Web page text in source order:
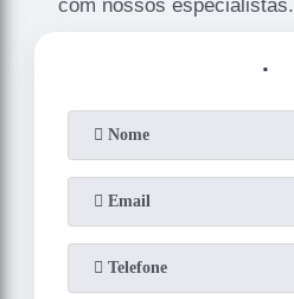
com nossos especialistas.
.